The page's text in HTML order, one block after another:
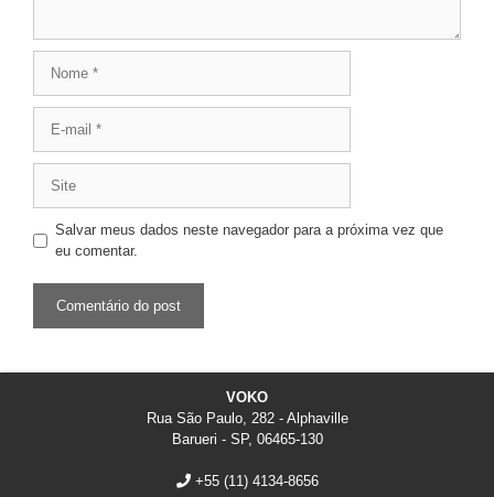
Salvar meus dados neste navegador para a próxima vez que
eu comentar.
VOKO
Rua São Paulo, 282 - Alphaville
Barueri - SP, 06465-130
+55 (11) 4134-8656